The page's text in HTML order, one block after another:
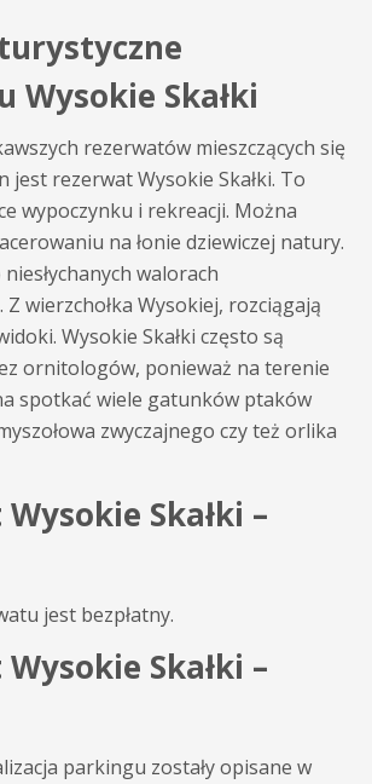
Wysokie Skałki
rezerwatów mieszczących się
jest rezerwat Wysokie Skałki. To
wypoczynku i rekreacji. Można
na łonie dziewiczej natury.
walorach
wierzchołka Wysokiej, rozciągają
Wysokie Skałki często są
ornitologów, ponieważ na terenie
spotkać wiele gatunków ptaków
zwyczajnego czy też orlika
Skałki –
jest bezpłatny.
Skałki –
parkingu zostały opisane w